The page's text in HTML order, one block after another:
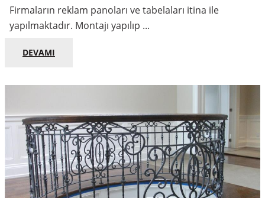
Firmaların reklam panoları ve tabelaları itina ile
yapılmaktadır. Montajı yapılıp ...
DEVAMI